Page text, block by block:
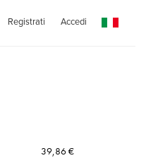
Registrati Accedi
39,86 €